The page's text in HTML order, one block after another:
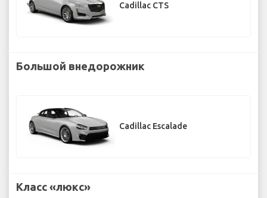
Cadillac CTS
Большой внедорожник
Cadillac Escalade
Класс «люкс»